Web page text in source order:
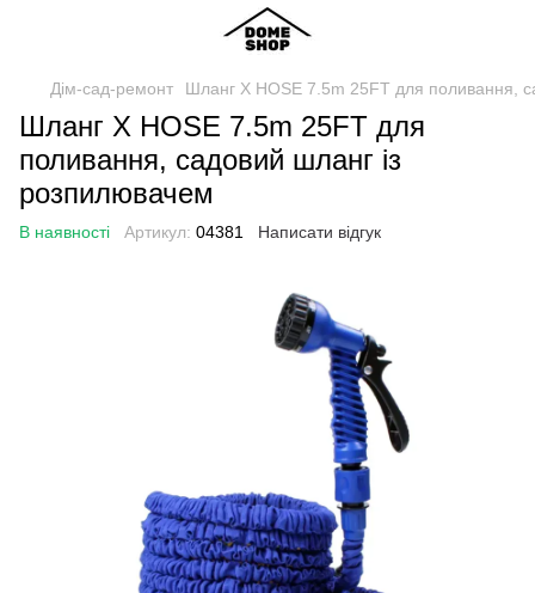
Дім-сад-ремонт Шланг X HOSE 7.5m 25FT для поливання,
Шланг X HOSE 7.5m 25FT для
поливання, садовий шланг із
розпилювачем
В наявності Артикул: 04381 Написати відгук